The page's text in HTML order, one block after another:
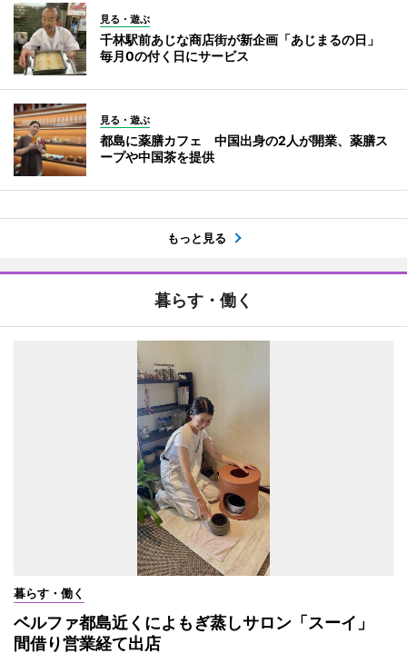
見る・遊ぶ
千林駅前あじな商店街が新企画「あじまるの日」
毎月0の付く日にサービス
見る・遊ぶ
都島に薬膳カフェ 中国出身の2人が開業、薬膳ス
ープや中国茶を提供
もっと見る
暮らす・働く
暮らす・働く
ベルファ都島近くによもぎ蒸しサロン「スーイ」
間借り営業経て出店